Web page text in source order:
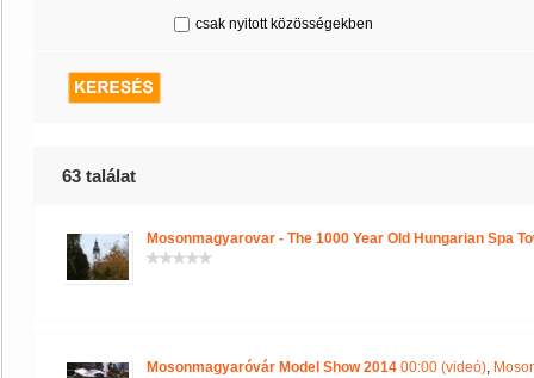
csak nyitott közösségekben
63 találat
Mosonmagyarovar - The 1000 Year Old Hungarian Spa
Mosonmagyaróvár Model Show 2014 00:00 (videó),